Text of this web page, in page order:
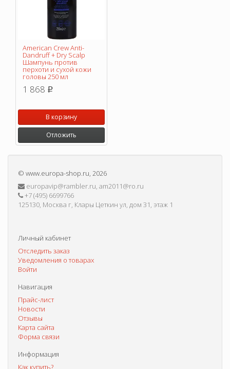
American Crew Anti-
Dandruff + Dry Scalp
Шампунь против
перхоти и сухой кожи
головы 250 мл
1 868 p
В корзину
Отложить
© www.europa-shop.ru, 2026
europavip@rambler.ru, am2011@ro.ru
+7 (495) 6699766
125130, Москва г, Клары Цеткин ул, дом 31, этаж 1
Личный кабинет
Отследить заказ
Уведомления о товарах
Войти
Навигация
Прайс-лист
Новости
Отзывы
Карта сайта
Форма связи
Информация
Как купить?